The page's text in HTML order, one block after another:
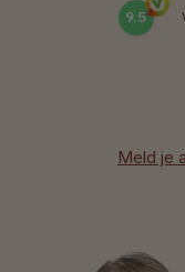
9.5
Meld je